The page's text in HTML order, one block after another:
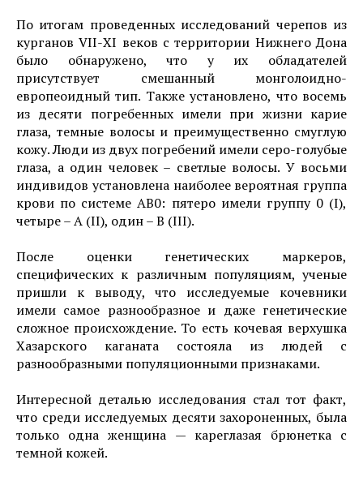
По итогам проведенных исследований черепов из
курганов VII-ХI веков с территории Нижнего Дона
было обнаружено, что у их обладателей
присутствует смешанный монголоидно-
европеоидный тип. Также установлено, что восемь
из десяти погребенных имели при жизни карие
глаза, темные волосы и преимущественно смуглую
кожу. Люди из двух погребений имели серо-голубые
глаза, а один человек – светлые волосы. У восьми
индивидов установлена наиболее вероятная группа
крови по системе AB0: пятеро имели группу 0 (I),
четыре – A (II), один – B (III).
После оценки генетических маркеров,
специфических к различным популяциям, ученые
пришли к выводу, что исследуемые кочевники
имели самое разнообразное и даже генетические
сложное происхождение. То есть кочевая верхушка
Хазарского каганата состояла из людей с
разнообразными популяционными признаками.
Интересной деталью исследования стал тот факт,
что среди исследуемых десяти захороненных, была
только одна женщина — кареглазая брюнетка с
темной кожей.